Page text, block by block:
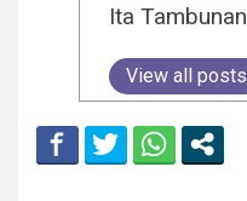
Ita Tambunan
View all posts